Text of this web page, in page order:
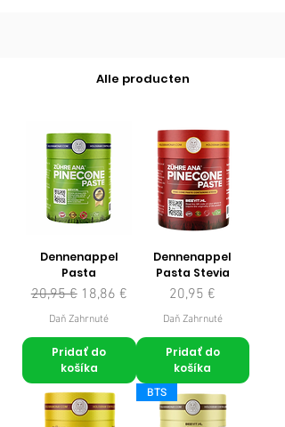
Alle producten
Dennenappel
Pasta
Normálna cena
20,95 € Zľavnená cena
18,86 €
Daň Zahrnuté
Pridať do
košíka
Dennenappel
Pasta Stevia
Cena
20,95 €
Daň Zahrnuté
Pridať do
košíka
BTS